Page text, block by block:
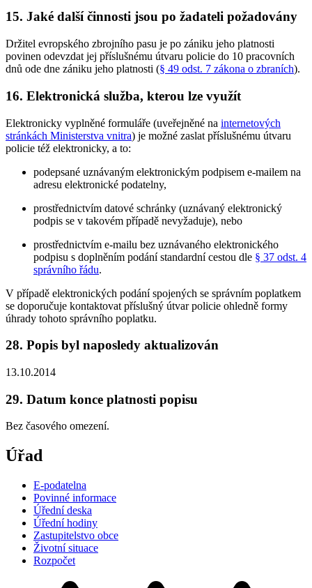
15. Jaké další činnosti jsou po žadateli požadovány
Držitel evropského zbrojního pasu je po zániku jeho platnosti
povinen odevzdat jej příslušnému útvaru policie do 10 pracovních
dnů ode dne zániku jeho platnosti (§ 49 odst. 7 zákona o zbraních).
16. Elektronická služba, kterou lze využít
Elektronicky vyplněné formuláře (uveřejněné na internetových
stránkách Ministerstva vnitra) je možné zaslat příslušnému útvaru
policie též elektronicky, a to:
podepsané uznávaným elektronickým podpisem e-mailem na
adresu elektronické podatelny,
prostřednictvím datové schránky (uznávaný elektronický
podpis se v takovém případě nevyžaduje), nebo
prostřednictvím e-mailu bez uznávaného elektronického
podpisu s doplněním podání standardní cestou dle § 37 odst. 4
správního řádu.
V případě elektronických podání spojených se správním poplatkem
se doporučuje kontaktovat příslušný útvar policie ohledně formy
úhrady tohoto správního poplatku.
28. Popis byl naposledy aktualizován
13.10.2014
29. Datum konce platnosti popisu
Bez časového omezení.
Úřad
E-podatelna
Povinné informace
Úřední deska
Úřední hodiny
Zastupitelstvo obce
Životní situace
Rozpočet